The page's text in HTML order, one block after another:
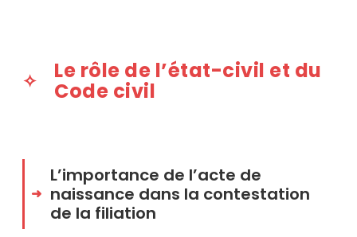
Le rôle de l’état-civil et du
Code civil
L’importance de l’acte de
naissance dans la contestation
de la filiation